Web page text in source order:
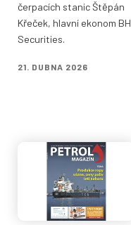
čerpacích stanic Štěpán
Křeček, hlavní ekonom BH
Securities.
21. DUBNA 2026